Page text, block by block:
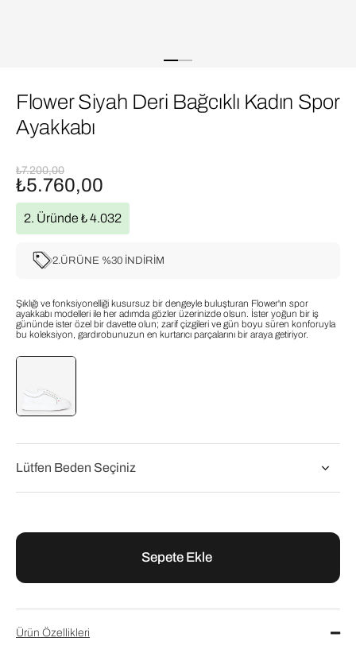
Flower Siyah Deri Bağcıklı Kadın Spor
Ayakkabı
₺7.200,00
₺5.760,00
2.ÜRÜNE %30 İNDİRİM
2. Üründe ₺ 4.032
Şıklığı ve fonksiyonelliği kusursuz bir dengeyle buluşturan Flower'ın spor
ayakkabı modelleri ile her adımda gözler üzerinizde olsun. İster yoğun bir iş
gününde ister özel bir davette olun; zarif çizgileri ve gün boyu süren konforuyla
bu koleksiyon, gardırobunuzun en kurtarıcı parçalarını bir araya getiriyor.
₺5.760,00
₺7.200,00
Ürün Özellikleri